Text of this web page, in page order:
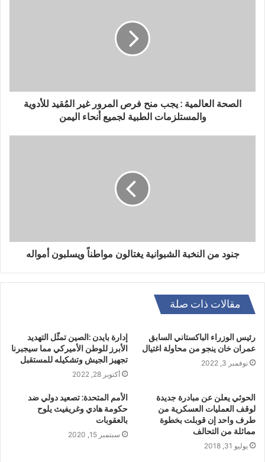
الصحة العالمية : يجب منح فرص المرور غير المُقيد للأدوية
والمستلزمات الطبية لجميع أنحاء اليمن
جنود من النخبة الشبوانية يغتالون مواطناً ويسلبون أمواله
مقالات ذات صلة
رئيس الوزراء الباكستاني السابق
عمران خان ينجو من محاولة اغتيال
نوفمبر 3, 2022
إدارة بايدن :الصين تمثّل التهديد
الأبرز للوطن الأميركي مما سيجبرنا
تجهيز الجيش وتشكيله للمستقبل
أكتوبر 28, 2022
‌‌‌‌‌‌‌‌‌الحوثي يعلن عن مبادرة جديدة
لوقف العمليات العسكرية من
طرف واحد إن قوبلت بخطوة
مماثلة من التحالف
يوليو 31, 2018
الأمم المتحدة: تصعيد دولي ضد
حكومة هادي وغريفيث يلوح
بالعقوبات
سبتمبر 15, 2020